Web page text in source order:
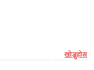
खोज्नुहोस